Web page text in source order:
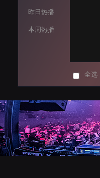
昨日热播
本周热播
全选